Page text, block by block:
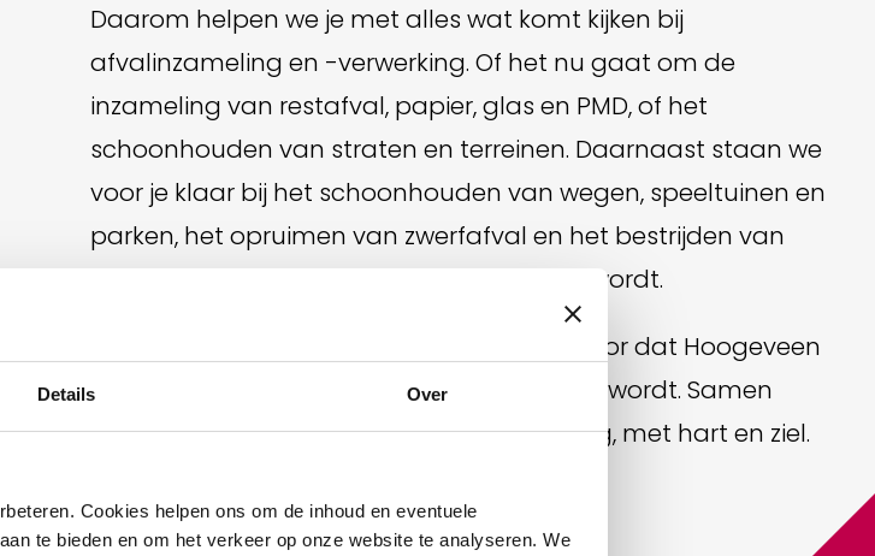
Details Over
Cookies helpen ons om de inhoud en eventuele
te bieden en om het verkeer op onze website te analyseren. We
Daarom helpen we je met alles wat komt kijken bij
afvalinzameling en -verwerking. Of het nu gaat om de
inzameling van restafval, papier, glas en PMD, of het
schoonhouden van straten en terreinen. Daarnaast staan we
voor je klaar bij het schoonhouden van wegen, speeltuinen en
parken, het opruimen van zwerfafval en het bestrijden van
plaagdieren—wij zorgen dat het geregeld wordt.
Met ons aan je zijde zorgen we er samen voor dat Hoogeveen
elke dag een beetje schoner en duurzamer wordt. Samen
houden we onze omgeving schoon en veilig, met hart en ziel.